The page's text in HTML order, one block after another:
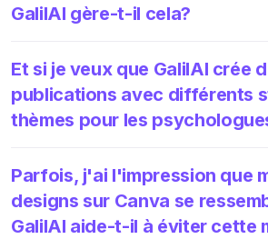
GalilAI gère-t-il cela?
Et si je veux que GalilAI crée
publications avec différents
thèmes pour les
Parfois, j'ai l'impression que
designs sur Canva se
GalilAI aide-t-il à éviter cette